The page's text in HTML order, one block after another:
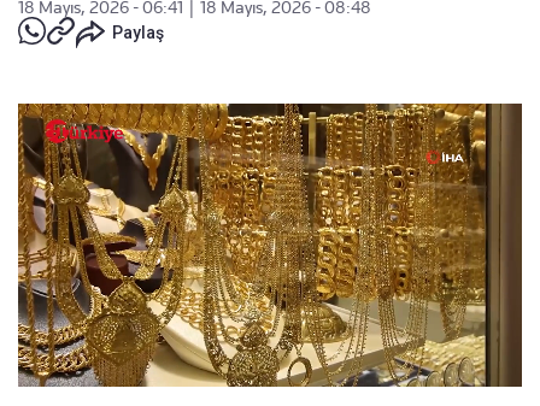
18 Mayıs, 2026 - 06:41
18 Mayıs, 2026 - 08:48
Paylaş